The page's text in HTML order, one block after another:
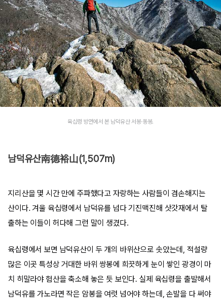
육십령 방면에서 본 남덕유산 서봉·동봉.
남덕유산南德裕山(1,507m)
지리산을 몇 시간 만에 주파했다고 자랑하는 사람들이 겸손해지는
산이다. 겨울 육십령에서 남덕유를 넘다 기진맥진해 삿갓재에서 탈
출하는 이들이 허다해 그런 말이 생겼다.
육십령에서 보면 남덕유산이 두 개의 바위산으로 솟았는데, 적설량
많은 이곳 특성상 거대한 바위 쌍봉에 희끗하게 눈이 쌓인 광경이 마
치 히말라야 험산을 축소해 놓은 듯 보인다. 실제 육십령을 출발해서
남덕유를 가노라면 작은 암봉을 여럿 넘어야 하는데, 손발을 다 써야